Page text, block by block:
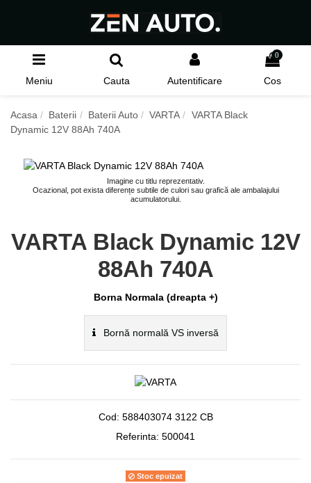
Meniu Cauta Autentificare
0
Cos
Acasa Baterii Baterii Auto VARTA
VARTA Black
Dynamic 12V 88Ah 740A
Imagine cu titlu reprezentativ.
Ocazional, pot exista diferențe subtile de culori sau grafică ale ambalajului
acumulatorului.
VARTA Black Dynamic 12V
88Ah 740A
Borna Normala (dreapta +)
Bornă normală VS inversă
Cod: 588403074 3122 CB
Referinta: 500041
Stoc epuizat